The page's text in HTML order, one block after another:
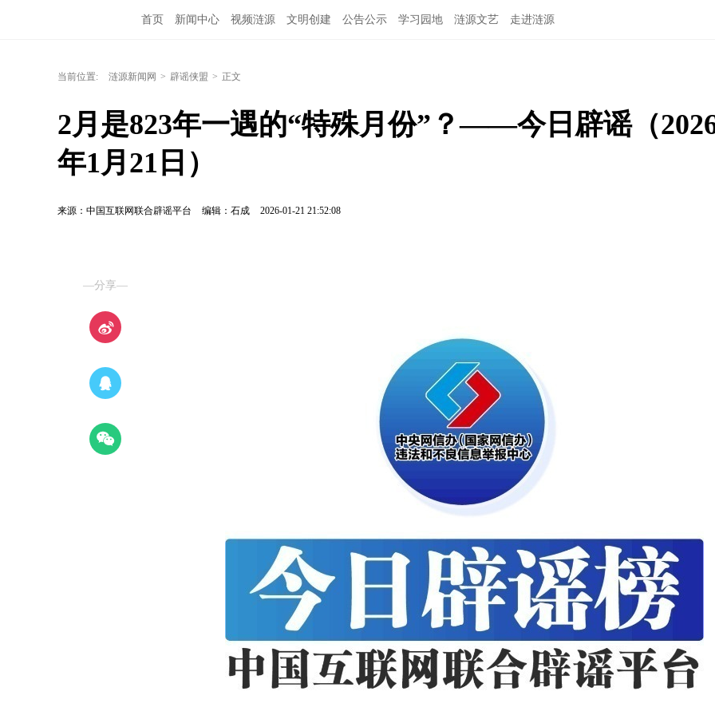
首页 新闻中心 视频涟源 文明创建 公告公示 学习园地 涟源文艺 走进涟源
当前位置: 涟源新闻网 > 辟谣侠盟 > 正文
2月是823年一遇的“特殊月份”？——今日辟谣（
年1月21日）
来源：中国互联网联合辟谣平台 编辑：石成 2026-01-21 21:52:08
—分享—